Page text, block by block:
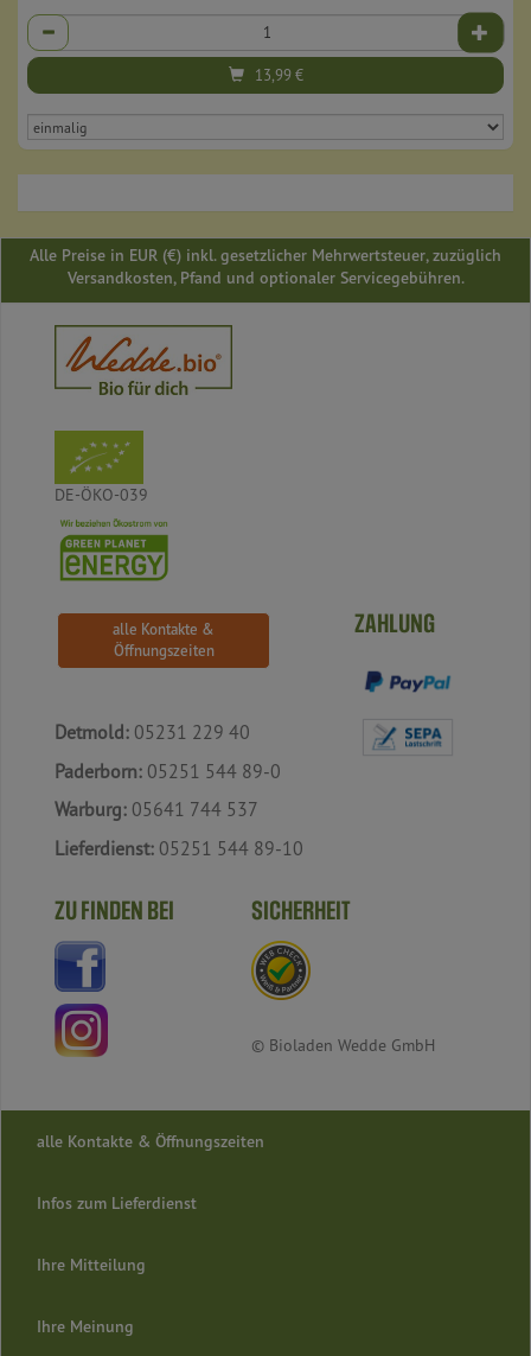
Anzahl
13,99€
Alle Preise in EUR (€) inkl. gesetzlicher Mehrwertsteuer, zuzüglich
Versandkosten, Pfand und optionaler Servicegebühren.
DE-ÖKO-039
alle Kontakte &
Öffnungszeiten
Detmold: 05231 229 40
Paderborn: 05251 544 89-0
Warburg: 05641 744 537
Lieferdienst: 05251 544 89-10
ZAHLUNG
ZU FINDEN BEI SICHERHEIT
© Bioladen Wedde GmbH
alle Kontakte & Öffnungszeiten
Infos zum Lieferdienst
Ihre Mitteilung
Ihre Meinung